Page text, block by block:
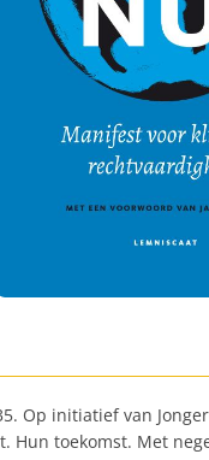
Op initiatief van
Hun toekomst. Met